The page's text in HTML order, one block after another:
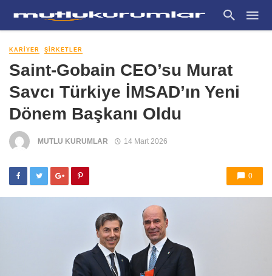
KARIYER ŞIRKETLER
Saint-Gobain CEO’su Murat
Savcı Türkiye İMSAD’ın Yeni
Dönem Başkanı Oldu
MUTLU KURUMLAR 14 Mart 2026
0